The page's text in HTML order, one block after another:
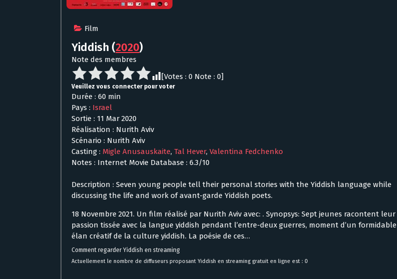
Film
Yiddish (2020)
Note des membres
[Votes : 0 Note : 0]
Veuillez vous connecter pour voter
Durée : 60 min
Pays : Israel
Sortie : 11 Mar 2020
Réalisation : Nurith Aviv
Scénario : Nurith Aviv
Casting : Migle Anusauskaite, Tal Hever, Valentina Fedchenko
Notes : Internet Movie Database : 6.3/10
Description : Seven young people tell their personal stories with the Yiddish language while
discussing the life and work of avant-garde Yiddish poets.
18 Novembre 2021. Un film réalisé par Nurith Aviv avec: . Synopsys: Sept jeunes racontent leur
passion tissée avec la langue yiddish pendant l’entre-deux guerres, moment d’un formidable
élan créatif de la culture yiddish. La poésie de ces…
Comment regarder Yiddish en streaming
Actuellement le nombre de diffuseurs proposant Yiddish en streaming gratuit en ligne est : 0